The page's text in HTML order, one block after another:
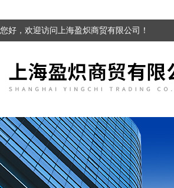
您好，欢迎访问上海盈炽商贸有限公司！